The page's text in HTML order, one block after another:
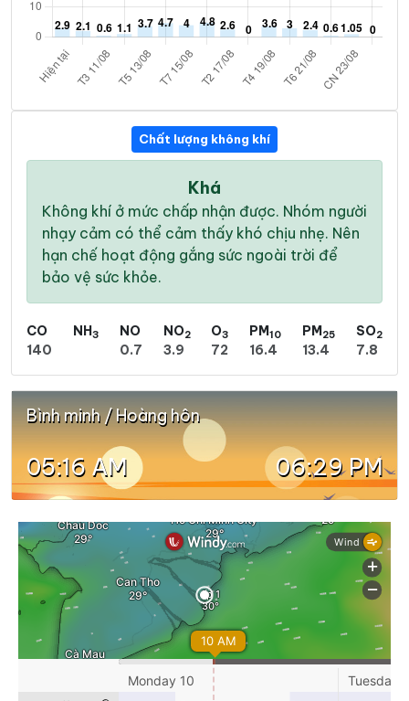
Chất lượng không khí
Khá
Không khí ở mức chấp nhận được. Nhóm người
nhạy cảm có thể cảm thấy khó chịu nhẹ. Nên
hạn chế hoạt động gắng sức ngoài trời để
bảo vệ sức khỏe.
CO
140
NH3
NO
0.7
NO2
3.9
O3
72
PM10
16.4
PM25
13.4
SO2
7.8
Bình minh / Hoàng hôn
05:16 AM 06:29 PM